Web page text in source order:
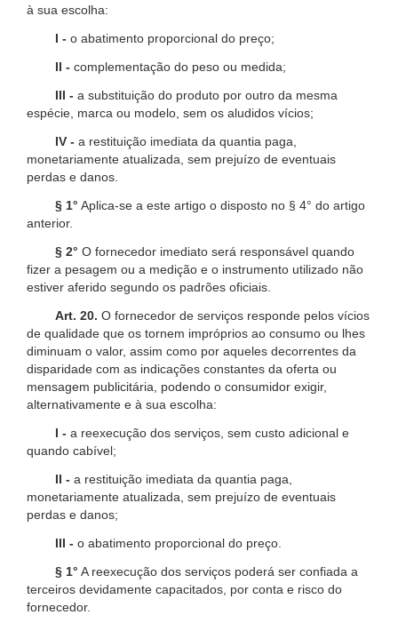
à sua escolha:
I - o abatimento proporcional do preço;
II - complementação do peso ou medida;
III - a substituição do produto por outro da mesma
espécie, marca ou modelo, sem os aludidos vícios;
IV - a restituição imediata da quantia paga,
monetariamente atualizada, sem prejuízo de eventuais
perdas e danos.
§ 1° Aplica-se a este artigo o disposto no § 4° do artigo
anterior.
§ 2° O fornecedor imediato será responsável quando
fizer a pesagem ou a medição e o instrumento utilizado não
estiver aferido segundo os padrões oficiais.
Art. 20. O fornecedor de serviços responde pelos vícios
de qualidade que os tornem impróprios ao consumo ou lhes
diminuam o valor, assim como por aqueles decorrentes da
disparidade com as indicações constantes da oferta ou
mensagem publicitária, podendo o consumidor exigir,
alternativamente e à sua escolha:
I - a reexecução dos serviços, sem custo adicional e
quando cabível;
II - a restituição imediata da quantia paga,
monetariamente atualizada, sem prejuízo de eventuais
perdas e danos;
III - o abatimento proporcional do preço.
§ 1° A reexecução dos serviços poderá ser confiada a
terceiros devidamente capacitados, por conta e risco do
fornecedor.